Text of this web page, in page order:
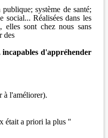
système de santé;
social... Réalisées dans les
elles sont chez nous sans
des
d'appréhender
à l'améliorer).
était a priori la plus "